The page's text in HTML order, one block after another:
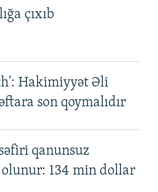
çıxıb
Hakimiyyət Əli
son qoymalıdır
qanunsuz
134 min dollar